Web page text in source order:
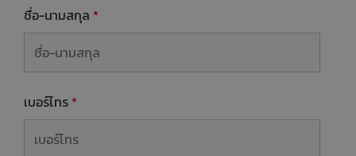
ชื่อ-นามสกุล *
เบอร์โทร *